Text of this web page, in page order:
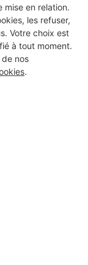
mise en relation.
les refuser,
Votre choix est
à tout moment.
nos
.